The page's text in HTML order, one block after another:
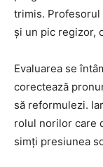
trimis.
și un pic regizor,
Evaluarea se
corectează
să reformulezi.
rolul norilor care
simți presiunea